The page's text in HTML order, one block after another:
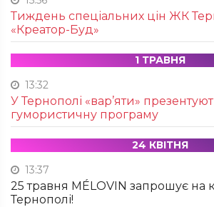
Тиждень спеціальних цін ЖК
«Креатор-Буд»
1 ТРАВНЯ
13:32
У Тернополі «вар’яти»
гумористичну програму
24 КВІТНЯ
13:37
25 травня MÉLOVIN запрошує на
Тернополі!